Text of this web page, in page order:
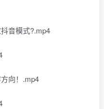
音模式?.mp4
向！.mp4